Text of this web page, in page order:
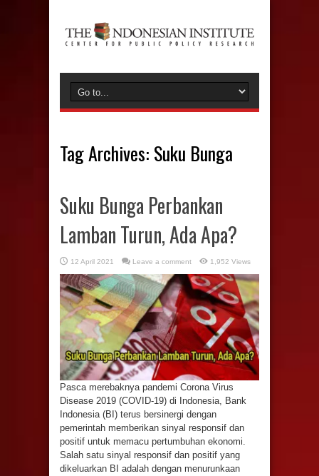
Tag Archives: Suku Bunga
Suku Bunga Perbankan
Lamban Turun, Ada Apa?
12 April 2021 Leave a comment 1,952 Views
Pasca merebaknya pandemi Corona Virus
Disease 2019 (COVID-19) di Indonesia, Bank
Indonesia (BI) terus bersinergi dengan
pemerintah memberikan sinyal responsif dan
positif untuk memacu pertumbuhan ekonomi.
Salah satu sinyal responsif dan positif yang
dikeluarkan BI adalah dengan menurunkaan